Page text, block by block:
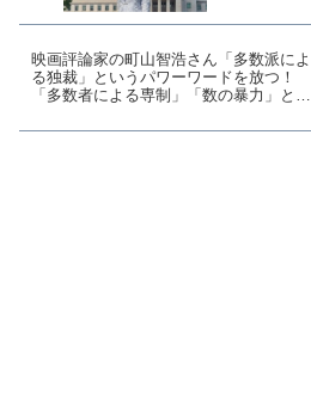
映画評論家の町山智浩さん「多数派によ
る独裁」というパワーワードを放つ！
「多数者による専制」「数の暴力」と勘